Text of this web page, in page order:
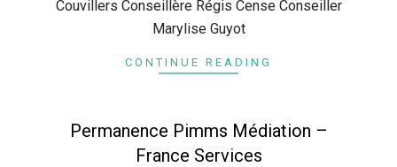
Couvillers Conseillère Régis Cense Conseiller
Marylise Guyot
CONTINUE READING
Permanence Pimms Médiation –
France Services